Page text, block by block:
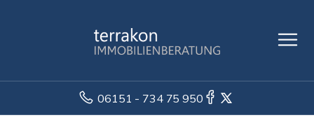
06151 - 734 75 950